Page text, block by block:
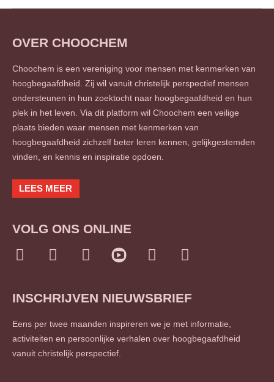
OVER CHOOCHEM
Choochem is een vereniging voor mensen met kenmerken van
hoogbegaafdheid. Zij wil vanuit christelijk perspectief mensen
ondersteunen in hun zoektocht naar hoogbegaafdheid en hun
plek in het leven. Via dit platform wil Choochem een veilige
plaats bieden waar mensen met kenmerken van
hoogbegaafdheid zichzelf beter leren kennen, gelijkgestemden
vinden, en kennis en inspiratie opdoen.
LEES MEER
VOLG ONS ONLINE
I
t
g
r
a
F
e
o
o
k
L
k
d
i
n
T
t
e
r
S
n
c
l
INSCHRIJVEN NIEUWSBRIEF
Eens per twee maanden inspireren we je met informatie,
activiteiten en persoonlijke verhalen over hoogbegaafdheid
vanuit christelijk perspectief.